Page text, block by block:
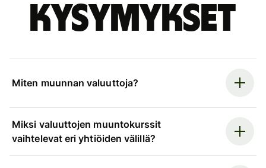
kysymykset
Miten muunnan valuuttoja?
Miksi valuuttojen muuntokurssit
vaihtelevat eri yhtiöiden välillä?